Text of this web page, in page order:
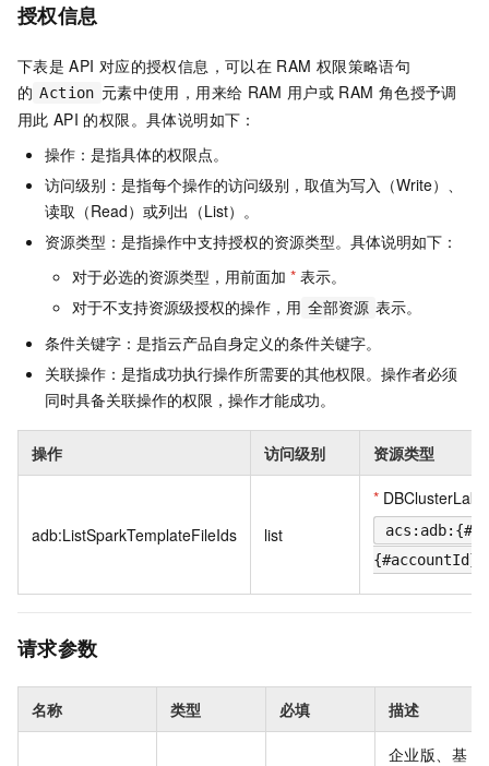
授权信息
下表是 API 对应的授权信息，可以在 RAM 权限策略语句
的 Action 元素中使用，用来给 RAM 用户或 RAM 角色授予调
用此 API 的权限。具体说明如下：
操作：是指具体的权限点。
访问级别：是指每个操作的访问级别，取值为写入（Write）、
读取（Read）或列出（List）。
资源类型：是指操作中支持授权的资源类型。具体说明如下：
对于必选的资源类型，用前面加 * 表示。
对于不支持资源级授权的操作，用 全部资源 表示。
条件关键字：是指云产品自身定义的条件关键字。
关联操作：是指成功执行操作所需要的其他权限。操作者必须
同时具备关联操作的权限，操作才能成功。
操作 访问级别 资源类型
adb:ListSparkTemplateFileIds list
*
请求参数
名称 类型 必填 描述
企业版、基